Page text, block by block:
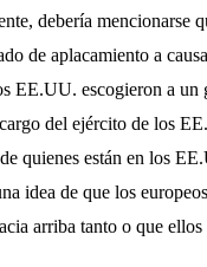
debería mencionarse
de aplacamiento a
EE.UU. escogieron a un
del ejército de los
quienes están en los
idea de que los
arriba tanto o que ellos